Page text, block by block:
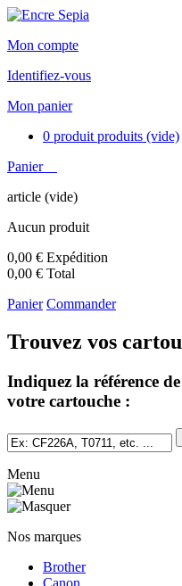
Mon compte
Identifiez-vous
Mon panier
0 produit produits (vide)
Panier
article (vide)
Aucun produit
0,00 € Expédition
0,00 € Total
Panier Commander
Trouvez vos
Indiquez la référence
votre cartouche :
Menu
Nos marques
Brother
Canon